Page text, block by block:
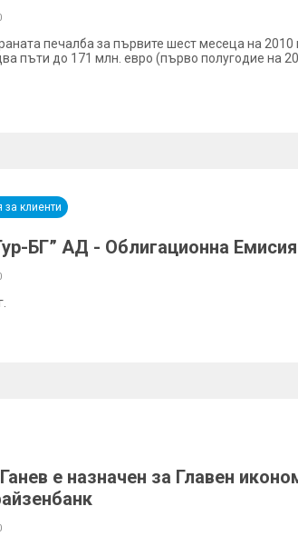
печалба за първите шест месеца на 2010
пъти до 171 млн. евро (първо полугодие на
клиенти
БГ” АД - Облигационна Емисия
е назначен за Главен